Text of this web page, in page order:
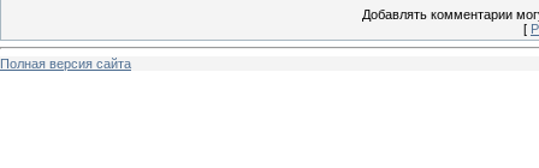
Добавлять комментарии
[
Полная версия сайта